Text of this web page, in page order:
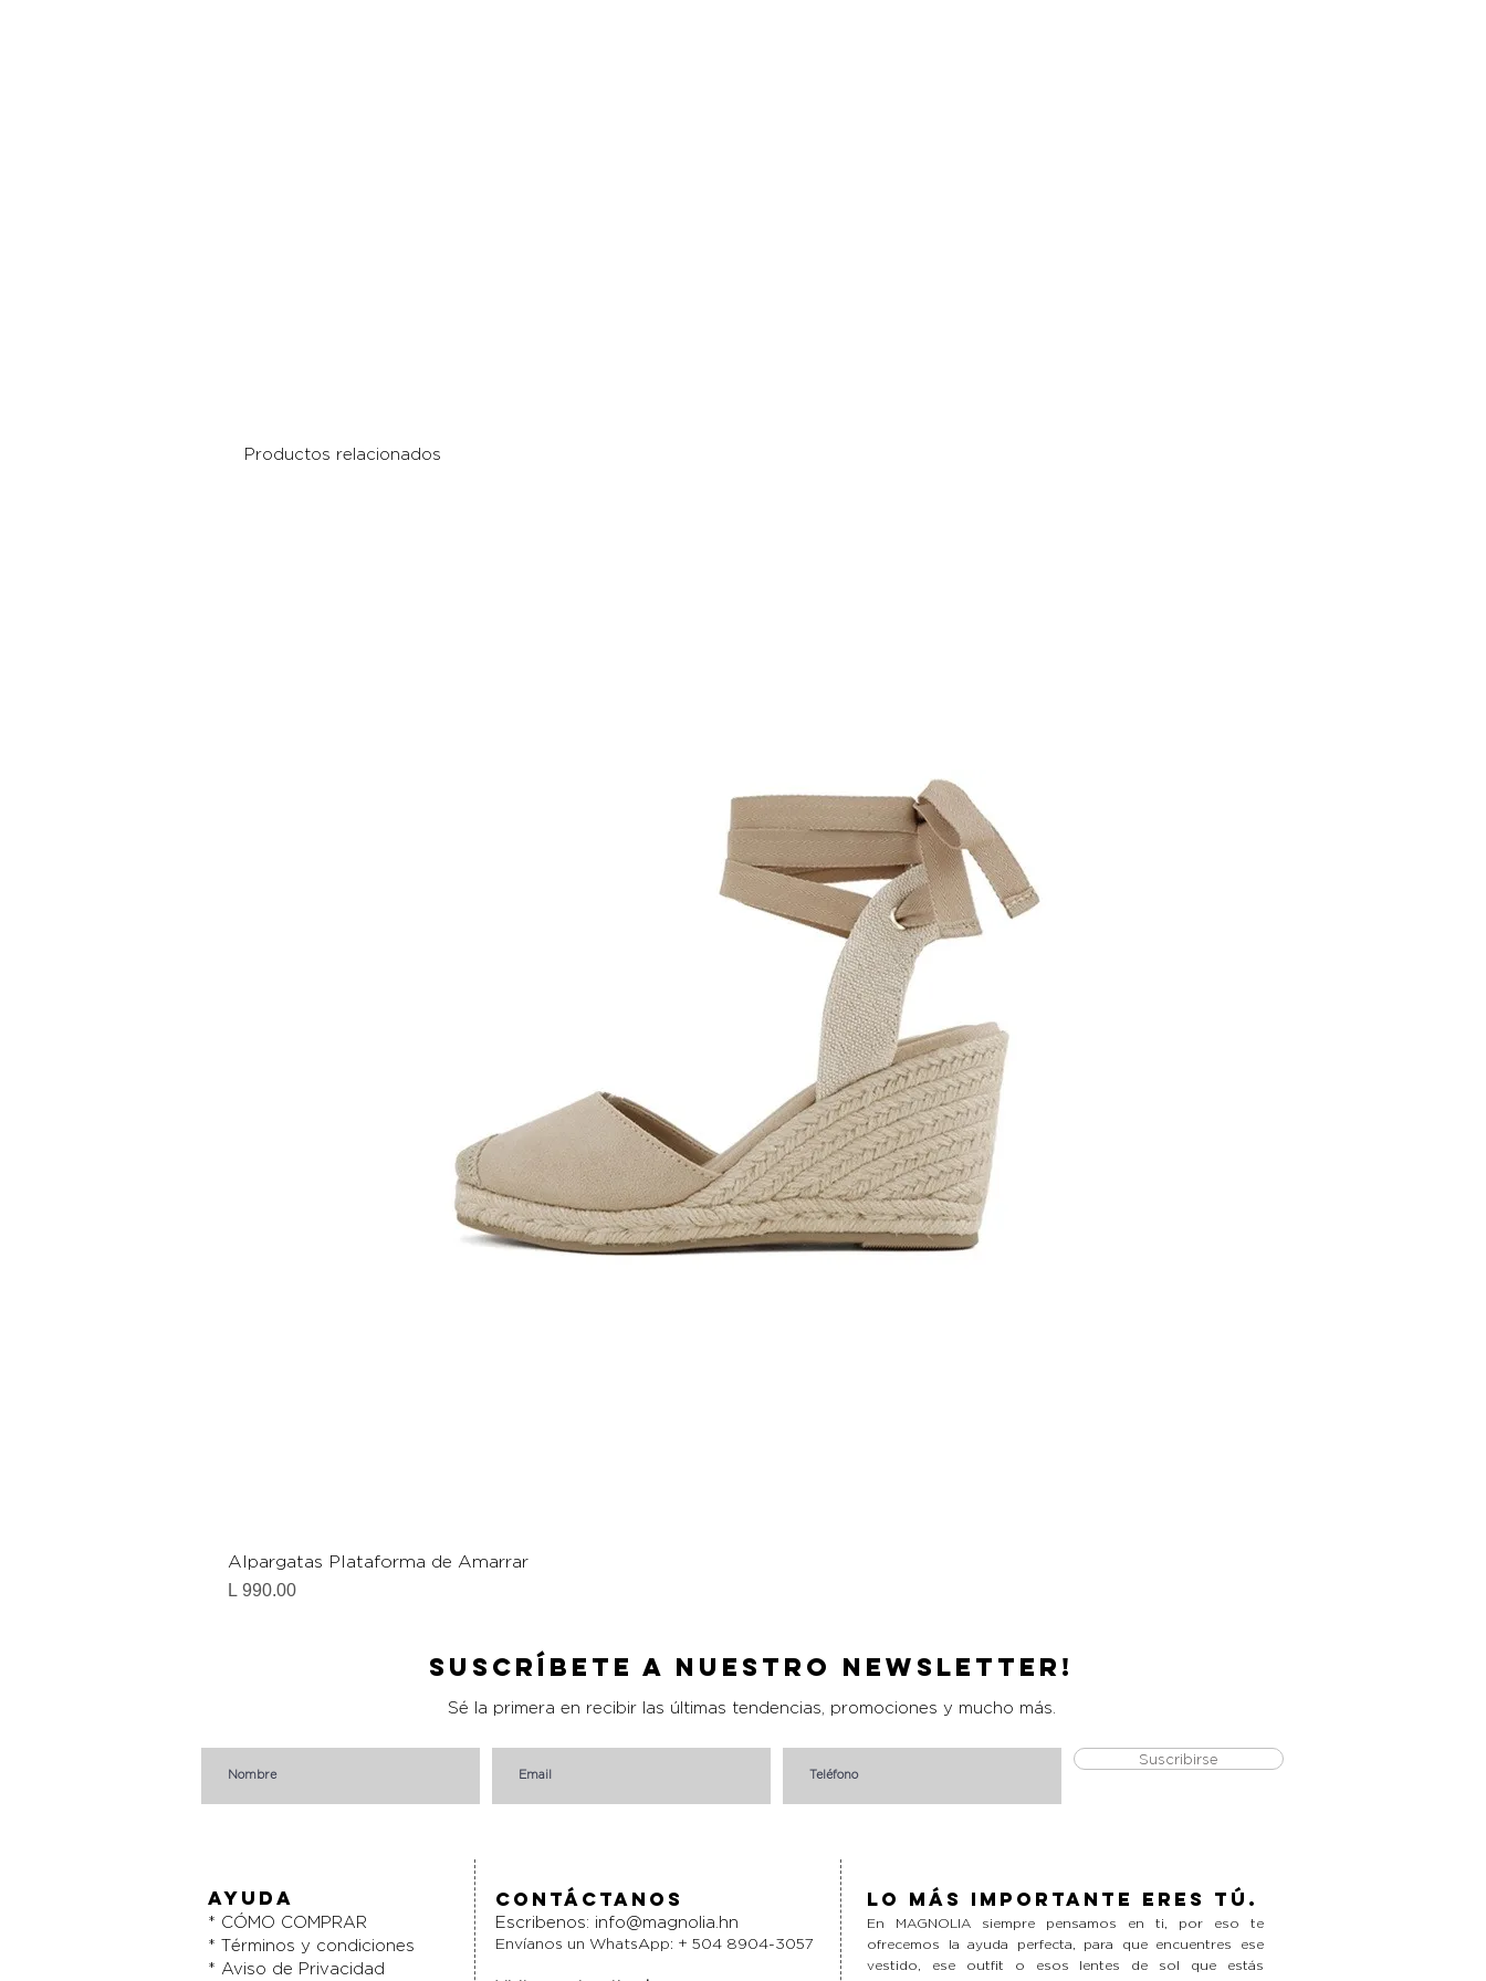
Productos relacionados
Alpargatas Plataforma de Amarrar
Precio
L 990.00
Suscríbete a nuestro Newsletter!
Sé la primera en recibir las últimas tendencias, promociones y mucho más.
Suscribirse
AYUDA
* CÓMO COMPRAR
* Términos y condiciones
* Aviso de Privacidad
Contáctanos
Escribenos: info@magnolia.hn
Envíanos un WhatsApp: + 504 8904-3057
Lo más importante eres tú.
En MAGNOLIA siempre pensamos en ti, por eso te
ofrecemos la ayuda perfecta, para que encuentres ese
vestido, ese outfit o esos lentes de sol que estás